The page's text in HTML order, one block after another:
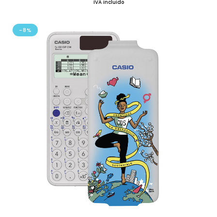
IVA incluido
-8%